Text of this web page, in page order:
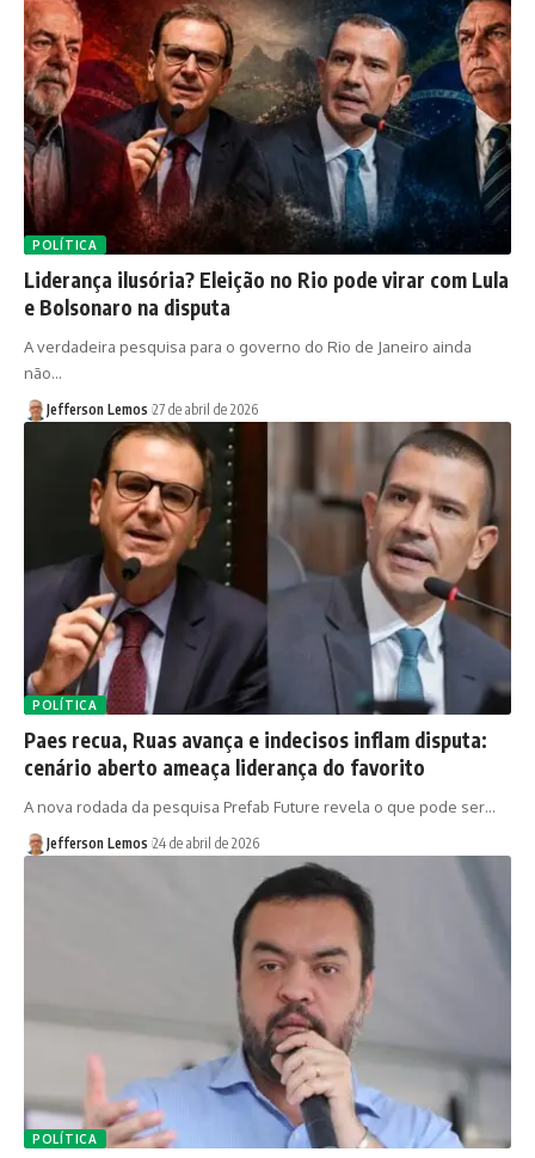
POLÍTICA
Liderança ilusória? Eleição no Rio pode virar com Lula
e Bolsonaro na disputa
A verdadeira pesquisa para o governo do Rio de Janeiro ainda
não…
Jefferson Lemos 27 de abril de 2026
POLÍTICA
Paes recua, Ruas avança e indecisos inflam disputa:
cenário aberto ameaça liderança do favorito
A nova rodada da pesquisa Prefab Future revela o que pode ser…
Jefferson Lemos 24 de abril de 2026
POLÍTICA